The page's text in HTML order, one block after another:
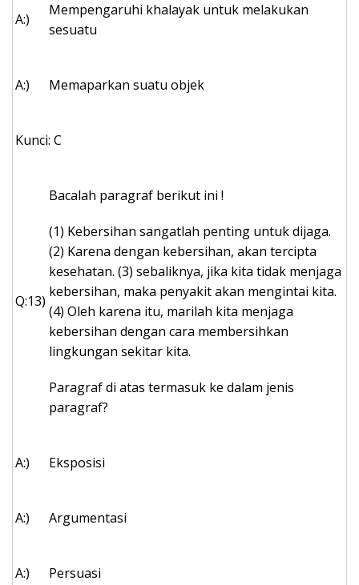
A:)
Mempengaruhi khalayak untuk melakukan
sesuatu
A:) Memaparkan suatu objek
Kunci: C
Q:13)
Bacalah paragraf berikut ini !
(1) Kebersihan sangatlah penting untuk dijaga.
(2) Karena dengan kebersihan, akan tercipta
kesehatan. (3) sebaliknya, jika kita tidak menjaga
kebersihan, maka penyakit akan mengintai kita.
(4) Oleh karena itu, marilah kita menjaga
kebersihan dengan cara membersihkan
lingkungan sekitar kita.
Paragraf di atas termasuk ke dalam jenis
paragraf?
A:) Eksposisi
A:) Argumentasi
A:) Persuasi